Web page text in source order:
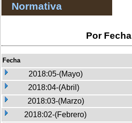
Normativa
Por Fecha
Fecha
2018:05-(Mayo)
2018:04-(Abril)
2018:03-(Marzo)
2018:02-(Febrero)